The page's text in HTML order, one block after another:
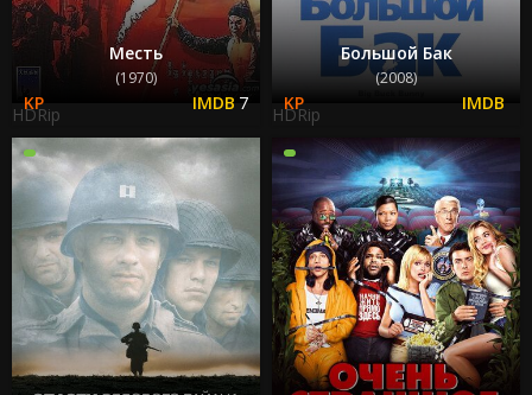
Месть
(1970)
7
HDRip
Большой Бак
(2008)
HDRip